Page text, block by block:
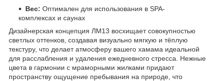
Вес: Оптимален для использования в SPA-
комплексах и саунах
Дизайнерская концепция ЛМ13 восхищает совокупностью
светлых оттенков, создавая визуально мягкую и тёплую
текстуру, что делает атмосферу вашего хамама идеальной
для расслабления и удаления ежедневного стресса. Нежные
цвета в гармонии с мраморными жилками придают
пространству ощущение пребывания на природе, что